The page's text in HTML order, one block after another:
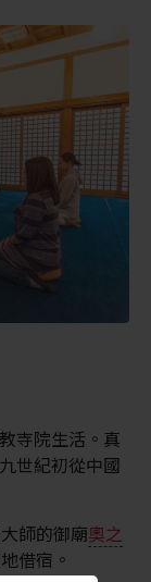
寺院生活。真
世紀初從中國
師的御廟奧之
借宿。